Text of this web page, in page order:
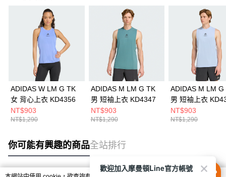
ADIDAS W LM G TK
女 背心上衣 KD4356
NT$903
NT$1,290
ADIDAS M LM G TK
男 短袖上衣 KD4347
NT$903
NT$1,290
ADIDAS M LM G
男 短袖上衣
NT$903
NT$1,290
你可能有興趣的商品全站排行
歡迎加入摩曼頓Line官方帳號